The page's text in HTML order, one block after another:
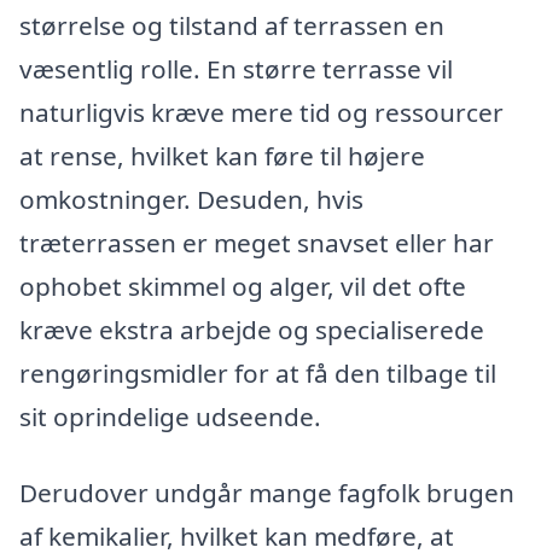
størrelse og tilstand af terrassen en
væsentlig rolle. En større terrasse vil
naturligvis kræve mere tid og ressourcer
at rense, hvilket kan føre til højere
omkostninger. Desuden, hvis
træterrassen er meget snavset eller har
ophobet skimmel og alger, vil det ofte
kræve ekstra arbejde og specialiserede
rengøringsmidler for at få den tilbage til
sit oprindelige udseende.
Derudover undgår mange fagfolk brugen
af kemikalier, hvilket kan medføre, at